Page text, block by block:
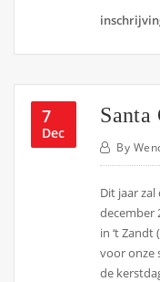
7
Dec
Santa
By
Dit jaar zal
december
in ‘t
voor onze
de